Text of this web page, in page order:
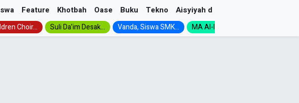
Feature Khotbah Oase Buku Tekno Aisyiyah dan NA
Choir... Suli Da’im Desak... Vanda, Siswa SMK... MA Al-Ishlah Gelar...